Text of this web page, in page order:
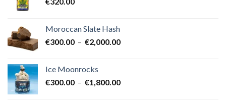
Moroccan Slate Hash
€300.00 – €2,000.00Plage
à
Ice Moonrocks
€300.00 – €1,800.00Plage